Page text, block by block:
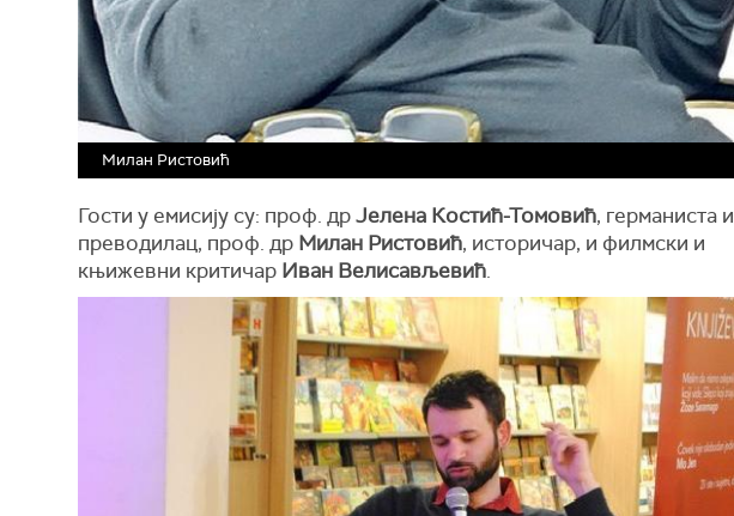
Милан Ристовић
Гости у емисију су: проф. дрЈелена Костић-Томовић, германиста и
преводилац, проф. др Милан Ристовић, историчар, и филмски и
књижевни критичар Иван Велисављевић.